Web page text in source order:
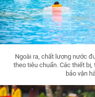
Ngoài ra, chất lượng nước
theo tiêu chuẩn. Các thiết
bảo vận